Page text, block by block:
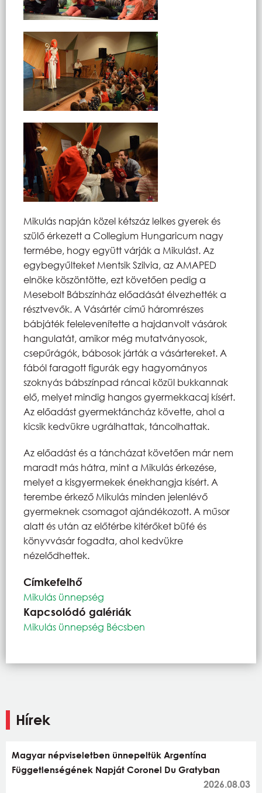
Mikulás napján közel kétszáz lelkes gyerek és
szülő érkezett a Collegium Hungaricum nagy
termébe, hogy együtt várják a Mikulást. Az
egybegyűlteket Mentsik Szilvia, az AMAPED
elnöke köszöntötte, ezt követően pedig a
Mesebolt Bábszínház előadását élvezhették a
résztvevők. A Vásártér című háromrészes
bábjáték felelevenítette a hajdanvolt vásárok
hangulatát, amikor még mutatványosok,
csepűrágók, bábosok járták a vásártereket. A
fából faragott figurák egy hagyományos
szoknyás bábszínpad ráncai közül bukkannak
elő, melyet mindig hangos gyermekkacaj kísért.
Az előadást gyermektáncház követte, ahol a
kicsik kedvükre ugrálhattak, táncolhattak.
Az előadást és a táncházat követően már nem
maradt más hátra, mint a Mikulás érkezése,
melyet a kisgyermekek énekhangja kísért. A
terembe érkező Mikulás minden jelenlévő
gyermeknek csomagot ajándékozott. A műsor
alatt és után az előtérbe kitérőket büfé és
könyvvásár fogadta, ahol kedvükre
nézelődhettek.
Címkefelhő
Mikulás ünnepség
Kapcsolódó galériák
Mikulás ünnepség Bécsben
Hírek
Magyar népviseletben ünnepeltük Argentína
Függetlenségének Napját Coronel Du Gratyban
2026.08.03